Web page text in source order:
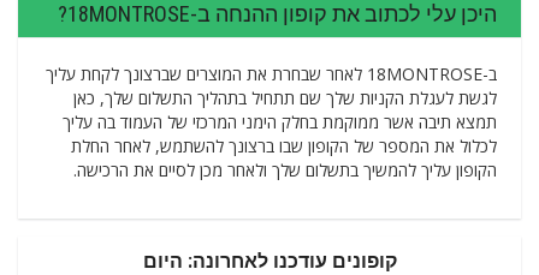
היכן עלי לכתוב את קופון ההנחה ב-18MONTROSE?
ב-18MONTROSE לאחר שבחרת את המוצרים שברצונך לקחת עליך
לגשת לעגלת הקניות שלך שם תתחיל בתהליך התשלום שלך, כאן
תמצא תיבה אשר ממוקמת בחלק הימני המרכזי של העמוד בה עליך
לכלול את המספר של הקופון שבו ברצונך להשתמש, לאחר החלת
הקופון עליך להמשיך בתשלום שלך ולאחר מכן לסיים את הרכישה.
קופונים עודכנו לאחרונה: היום